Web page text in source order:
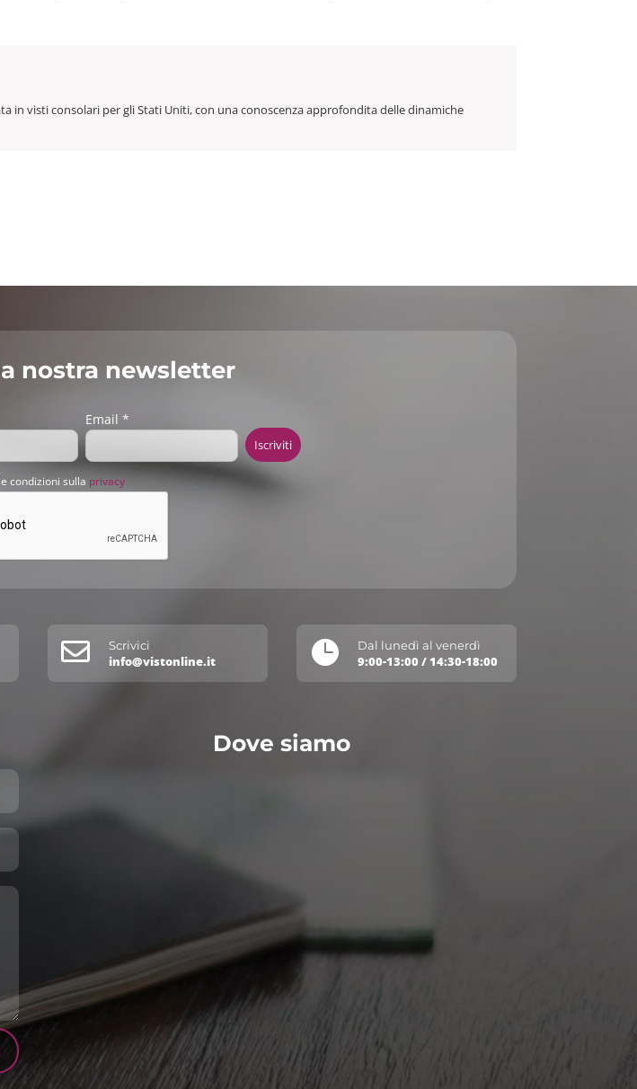
in visti consolari per gli Stati Uniti, con una conoscenza approfondita delle dinamiche
nostra newsletter
Email *
condizioni sulla privacy
 Scrivici
info@vistonline.it  Dal lunedì al venerdì
9:00-13:00 / 14:30-18:00
Dove siamo